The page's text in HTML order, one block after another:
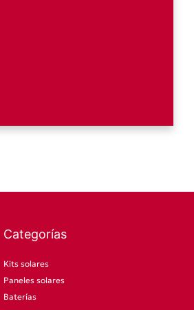
Categorías
Kits solares
Paneles solares
Baterías